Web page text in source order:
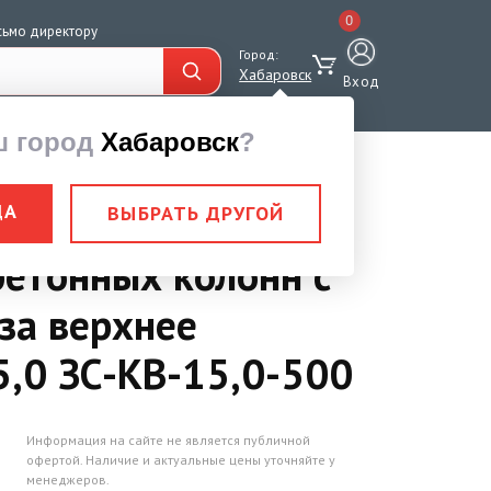
директору
Город:
Хабаровск
город Хабаровск?
ВЫБРАТЬ ДРУГОЙ
0
Вход
бетонных колонн
колонн с
верхнее
ЗС-КВ-15,0-500
Информация на сайте не является публичной
офертой. Наличие и актуальные цены уточняйте у
менеджеров.